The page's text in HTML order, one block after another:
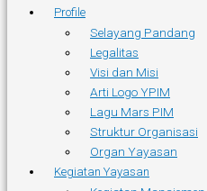
Profile
Selayang Pandang
Legalitas
Visi dan Misi
Arti Logo YPIM
Lagu Mars PIM
Struktur Organisasi
Organ Yayasan
Kegiatan Yayasan